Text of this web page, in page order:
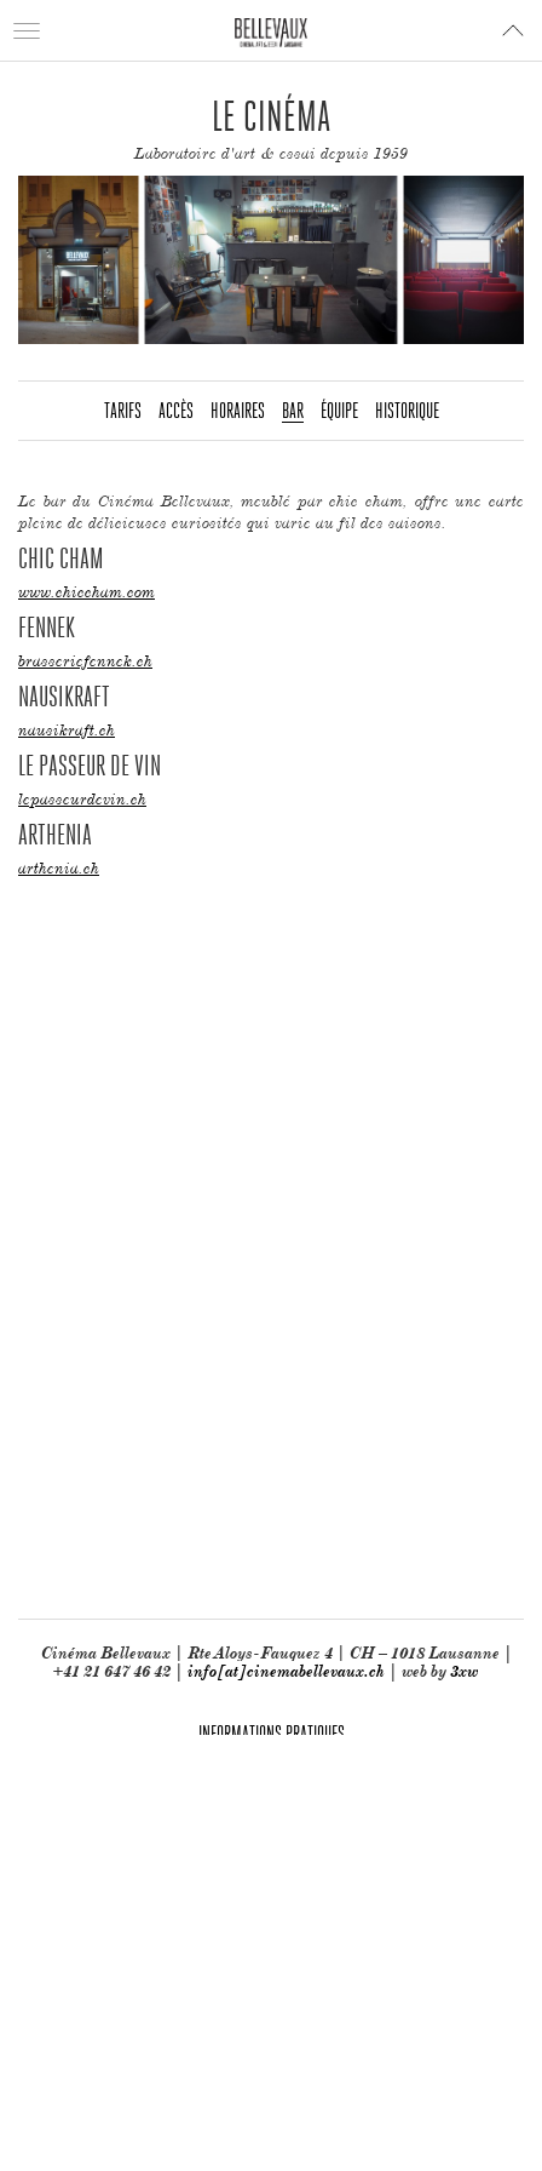
Toggle
LE CINÉMA
Laboratoire d'art & essai depuis 1959
TARIFS ACCÈS HORAIRES BAR ÉQUIPE HISTORIQUE
Le bar du Cinéma Bellevaux, meublé par chic cham, offre une carte
pleine de délicieuses curiosités qui varie au fil des saisons.
CHIC CHAM
www.chiccham.com
FENNEK
brasseriefennek.ch
NAUSIKRAFT
nausikraft.ch
LE PASSEUR DE VIN
lepasseurdevin.ch
ARTHENIA
arthenia.ch
Cinéma Bellevaux | Rte Aloys-Fauquez 4 | CH – 1018 Lausanne |
+41 21 647 46 42 | info[at]cinemabellevaux.ch | web by3xw
INFORMATIONS PRATIQUES